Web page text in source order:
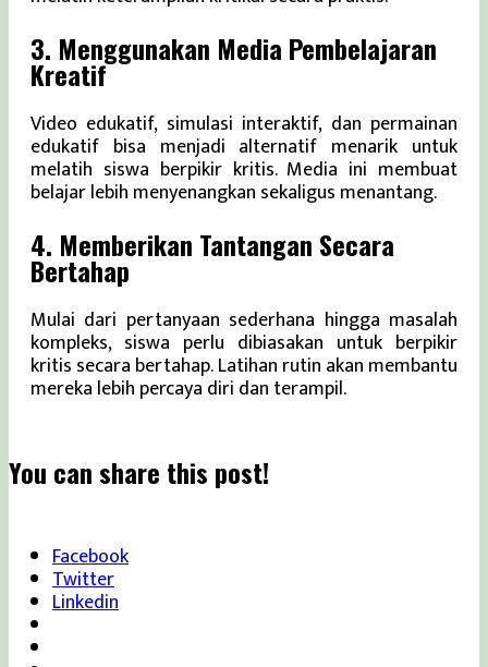
3. Menggunakan Media Pembelajaran
Kreatif
Video edukatif, simulasi interaktif, dan permainan
edukatif bisa menjadi alternatif menarik untuk
melatih siswa berpikir kritis. Media ini membuat
belajar lebih menyenangkan sekaligus menantang.
4. Memberikan Tantangan Secara
Bertahap
Mulai dari pertanyaan sederhana hingga masalah
kompleks, siswa perlu dibiasakan untuk berpikir
kritis secara bertahap. Latihan rutin akan membantu
mereka lebih percaya diri dan terampil.
You can share this post!
Facebook
Twitter
Linkedin